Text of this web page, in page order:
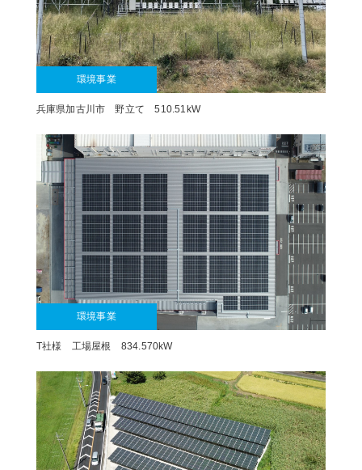
環境事業
兵庫県加古川市 野立て 510.51kW
環境事業
T社様 工場屋根 834.570kW